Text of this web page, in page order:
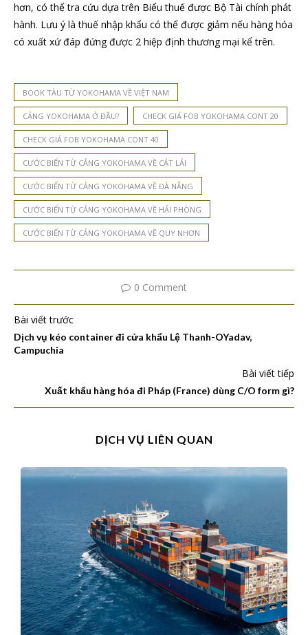
hơn, có thể tra cứu dựa trên Biểu thuế được Bộ Tài chính phát
hành. Lưu ý là thuế nhập khẩu có thể được giảm nếu hàng hóa
có xuất xứ đáp đứng được 2 hiệp định thương mại kể trên.
BOOK TÀU TỪ YOKOHAMA VỀ VIỆT NAM
CẢNG YOKOHAMA Ở ĐÂU? CHECK GIÁ FOB YOKOHAMA CONT 20
CHECK GIÁ FOB YOKOHAMA CONT 40
CƯỚC BIỂN TỪ CẢNG YOKOHAMA VỀ CÁT LÁI
CƯỚC BIỂN TỪ CẢNG YOKOHAMA VỀ ĐÀ NẴNG
CƯỚC BIỂN TỪ CẢNG YOKOHAMA VỀ HẢI PHÒNG
CƯỚC BIỂN TỪ CẢNG YOKOHAMA VỀ QUY NHƠN
0 Comment
Bài viết trước
Dịch vụ kéo container đi cửa khẩu Lệ Thanh-OYadav,
Campuchia
Bài viết tiếp
Xuất khẩu hàng hóa đi Pháp (France) dùng C/O form gì?
DỊCH VỤ LIÊN QUAN